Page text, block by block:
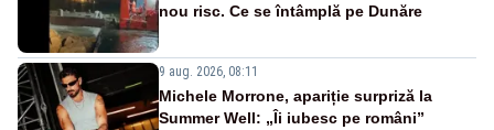
nou risc. Ce se întâmplă pe Dunăre
9 aug. 2026, 08:11
Michele Morrone, apariție surpriză la
Summer Well: „Îi iubesc pe români”